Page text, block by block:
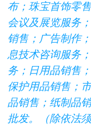
布；珠宝首饰零
会议及展览服务
销售；广告制作
息技术咨询服务
务；日用品销售
保护用品销售；
品销售；纸制品
批发。（除依法